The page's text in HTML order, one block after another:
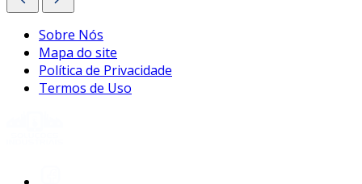
Sobre Nós
Mapa do site
Política de Privacidade
Termos de Uso